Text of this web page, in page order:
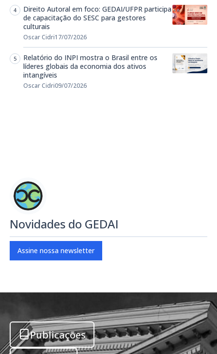
Direito Autoral em foco: GEDAI/UFPR participa
de capacitação do SESC para gestores
culturais
Oscar Cidri17/07/2026
Relatório do INPI mostra o Brasil entre os
líderes globais da economia dos ativos
intangíveis
Oscar Cidri09/07/2026
Novidades do GEDAI
Assine nossa newsletter
Publicações